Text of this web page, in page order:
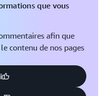
que vous
afin que
contenu de nos pages